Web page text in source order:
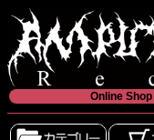
Online Shop